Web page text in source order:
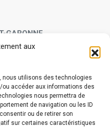
aux
nous utilisons des technologies
accéder aux informations des
nous permettra de
de navigation ou les ID
ou de retirer son
sur certaines caractéristiques
GARONNE